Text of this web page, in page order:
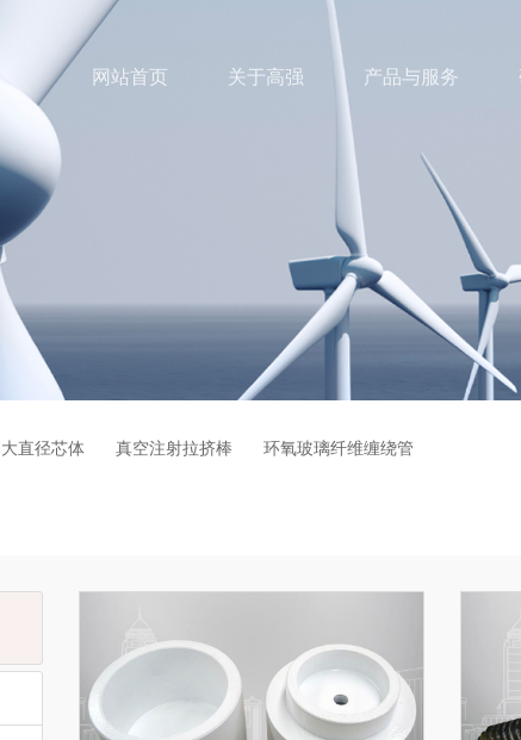
网站首页 关于高强 产品与服务
大直径芯体 真空注射拉挤棒 环氧玻璃纤维缠绕管